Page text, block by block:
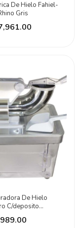
De Hielo Fahiel-
Gris
De Hielo
C/deposito
350w Noval